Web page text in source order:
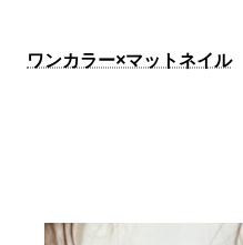
ワンカラー×マットネイル